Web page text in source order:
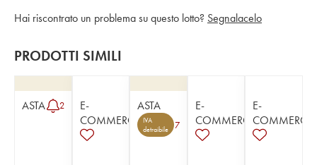
Hai riscontrato un problema su questo lotto? Segnalacelo
PRODOTTI SIMILI
ASTA 2
E-
COMMERCE
ASTA
IVA
detraibile
7
E-
COMMERCE
E-
COMMERCE